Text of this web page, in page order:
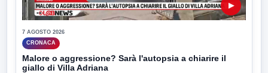
▶
7 AGOSTO 2026
CRONACA
Malore o aggressione? Sarà l'autopsia a chiarire il
giallo di Villa Adriana